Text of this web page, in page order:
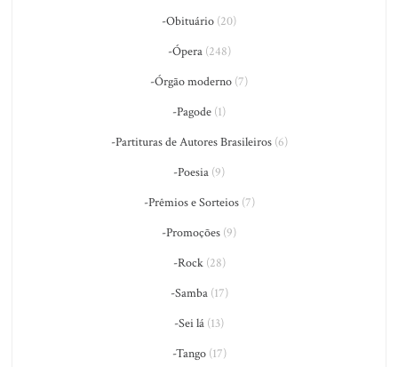
-Obituário (20)
-Ópera(248)
-Órgão moderno (7)
-Pagode (1)
-Partituras de Autores Brasileiros(6)
-Poesia (9)
-Prêmios e Sorteios(7)
-Promoções (9)
-Rock(28)
-Samba(17)
-Sei lá (13)
-Tango(17)